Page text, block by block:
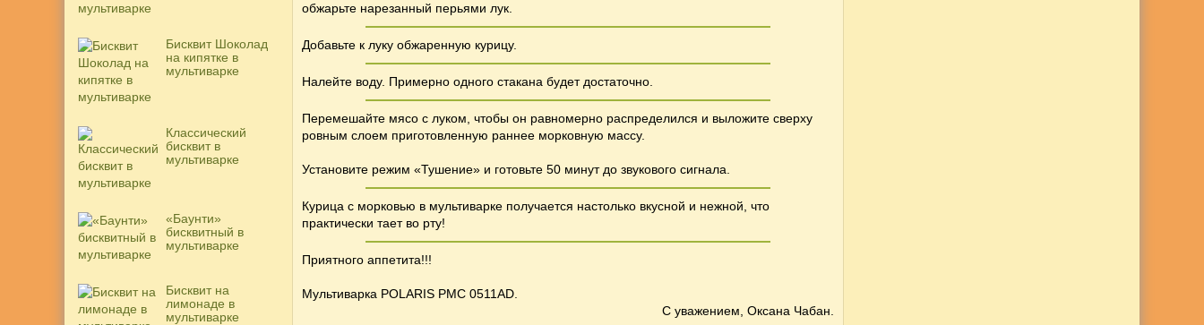
Бисквит Шоколад
на кипятке в
мультиварке
Классический
бисквит в
мультиварке
«Баунти»
бисквитный в
мультиварке
Бисквит на
лимонаде в
мультиварке
обжарьте нарезанный перьями лук.
Добавьте к луку обжаренную курицу.
Налейте воду. Примерно одного стакана будет достаточно.
Перемешайте мясо с луком, чтобы он равномерно распределился и выложите сверху
ровным слоем приготовленную раннее морковную массу.
Установите режим «Тушение» и готовьте 50 минут до звукового сигнала.
Курица с морковью в мультиварке получается настолько вкусной и нежной, что
практически тает во рту!
Приятного аппетита!!!
Мультиварка POLARIS PMC 0511AD.
С уважением, Оксана Чабан.